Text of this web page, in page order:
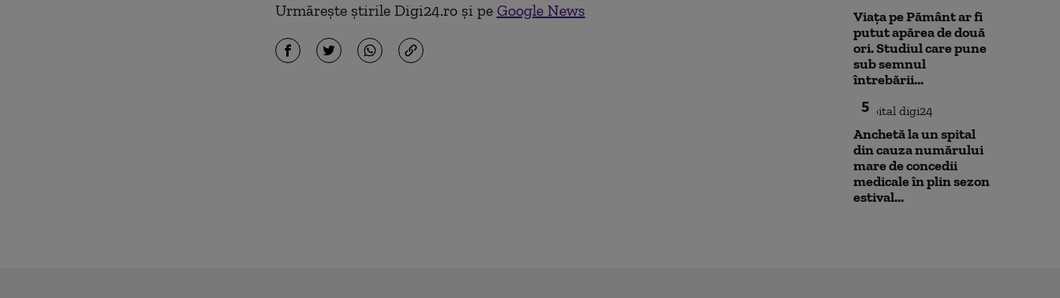
Urmărește știrile Digi24.ro și pe Google News
Viața pe Pământ ar fi
putut apărea de două
ori. Studiul care pune
sub semnul
întrebării...
5
Anchetă la un spital
din cauza numărului
mare de concedii
medicale în plin sezon
estival...